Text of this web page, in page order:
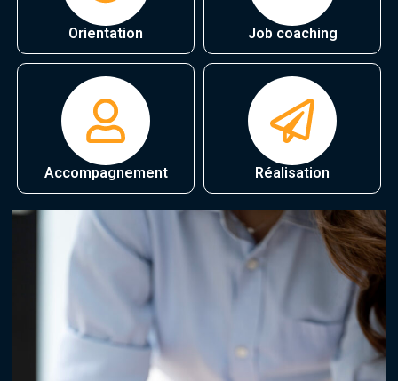
Orientation Job coaching
Accompagnement Réalisation